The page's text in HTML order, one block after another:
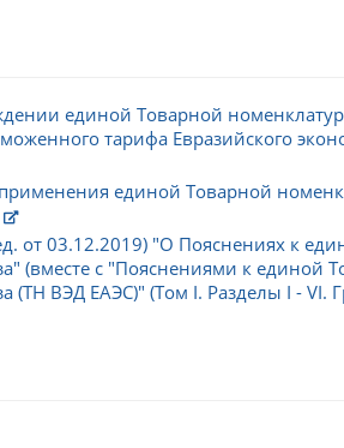
единой Товарной
тарифа Евразийского
единой Товарной
от 03.12.2019) "О Пояснениях к
(вместе с "Пояснениями к единой
(ТН ВЭД ЕАЭС)" (Том I. Разделы I - VI.